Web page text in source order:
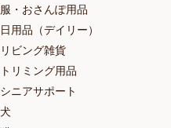
服・おさんぽ用品
日用品（デイリー）
リビング雑貨
トリミング用品
シニアサポート
犬